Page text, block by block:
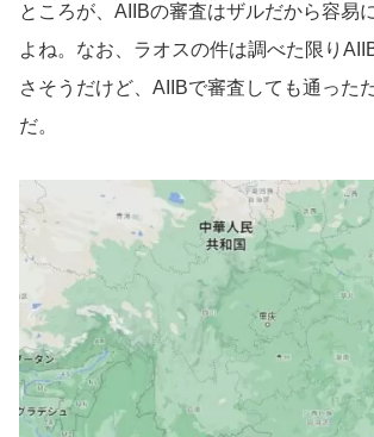
ところが、AIIBの審査はザルだから容易
よね。なお、ラオスの件は調べた限り
さそうだけど、AIIBで審査しても通った
だ。